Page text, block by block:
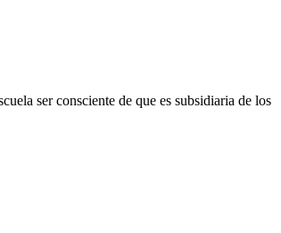
ser consciente de que es subsidiaria de los